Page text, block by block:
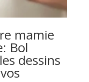
mamie
Bol
dessins